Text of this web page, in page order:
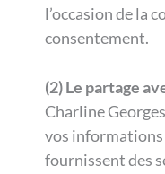
l’occasion de la
consentement.
(2) Le partage
Charline
vos informations
fournissent des